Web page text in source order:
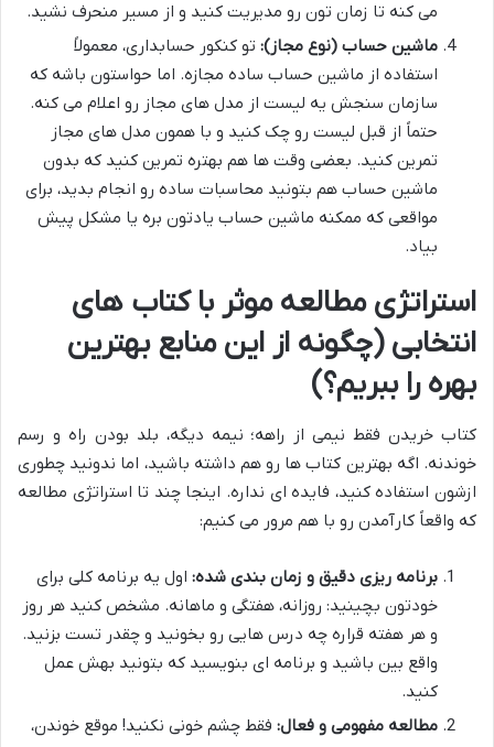
می کنه تا زمان تون رو مدیریت کنید و از مسیر منحرف نشید.
ماشین حساب (نوع مجاز): تو کنکور حسابداری، معمولاً
استفاده از ماشین حساب ساده مجازه. اما حواستون باشه که
سازمان سنجش یه لیست از مدل های مجاز رو اعلام می کنه.
حتماً از قبل لیست رو چک کنید و با همون مدل های مجاز
تمرین کنید. بعضی وقت ها هم بهتره تمرین کنید که بدون
ماشین حساب هم بتونید محاسبات ساده رو انجام بدید، برای
مواقعی که ممکنه ماشین حساب یادتون بره یا مشکل پیش
بیاد.
استراتژی مطالعه موثر با کتاب های
انتخابی (چگونه از این منابع بهترین
بهره را ببریم؟)
کتاب خریدن فقط نیمی از راهه؛ نیمه دیگه، بلد بودن راه و رسم
خوندنه. اگه بهترین کتاب ها رو هم داشته باشید، اما ندونید چطوری
ازشون استفاده کنید، فایده ای نداره. اینجا چند تا استراتژی مطالعه
که واقعاً کارآمدن رو با هم مرور می کنیم:
برنامه ریزی دقیق و زمان بندی شده: اول یه برنامه کلی برای
خودتون بچینید: روزانه، هفتگی و ماهانه. مشخص کنید هر روز
و هر هفته قراره چه درس هایی رو بخونید و چقدر تست بزنید.
واقع بین باشید و برنامه ای بنویسید که بتونید بهش عمل
کنید.
مطالعه مفهومی و فعال: فقط چشم خونی نکنید! موقع خوندن،